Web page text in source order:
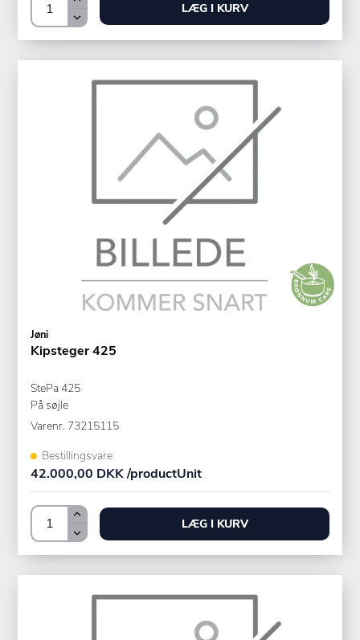
LÆG I KURV
Jøni
Kipsteger 425
StePa 425
På søjle
Varenr. 73215115
Bestillingsvare
42.000,00 DKK /productUnit
LÆG I KURV